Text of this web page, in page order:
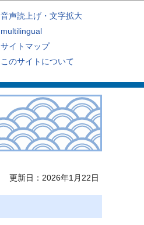
音声読上げ・文字拡大
multilingual
サイトマップ
このサイトについて
更新日：2026年1月22日